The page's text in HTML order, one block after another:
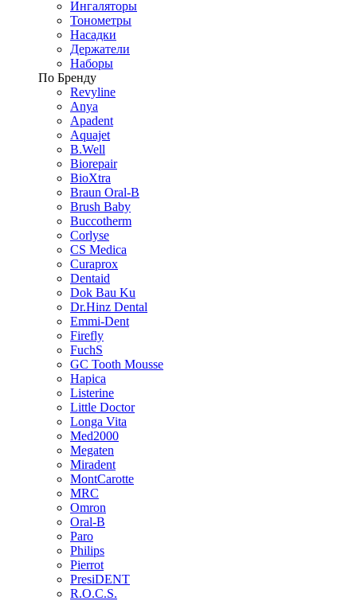
Ингаляторы
Тонометры
Насадки
Держатели
Наборы
По Бренду
Revyline
Anya
Apadent
Aquajet
B.Well
Biorepair
BioXtra
Braun Oral-B
Brush Baby
Buccotherm
Corlyse
CS Medica
Curaprox
Dentaid
Dok Bau Ku
Dr.Hinz Dental
Emmi-Dent
Firefly
FuchS
GC Tooth Mousse
Hapica
Listerine
Little Doctor
Longa Vita
Med2000
Megaten
Miradent
MontCarotte
MRC
Omron
Oral-B
Paro
Philips
Pierrot
PresiDENT
R.O.C.S.